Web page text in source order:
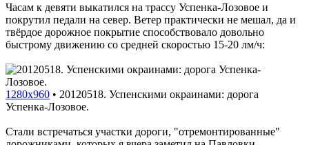
Часам к девяти выкатился на трассу Успенка-Лозовое и
покрутил педали на север. Ветер практически не мешал, да и
твёрдое дорожное покрытие способствовало довольно
быстрому движению со средней скоростью 15-20 лм/ч:
1280x960 • 20120518. Успенскими окраинами: дорога
Успенка-Лозовое.
Стали встречаться участки дороги, "отремонтированные"